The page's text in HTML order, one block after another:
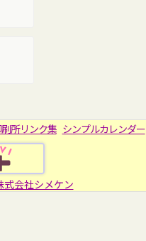
所リンク集 シンプルカレンダー
式会社シメケン